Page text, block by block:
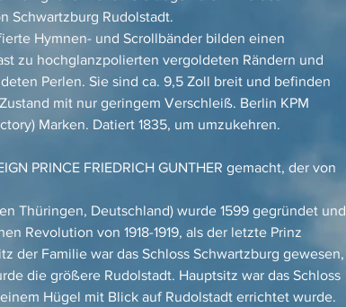
Schwartzburg Rudolstadt.
Hymnen- und Scrollbänder bilden einen
zu hochglanzpolierten vergoldeten Rändern und
Perlen. Sie sind ca. 9,5 Zoll breit und befinden
mit nur geringem Verschleiß. Berlin KPM
Marken. Datiert 1835, um umzukehren.
PRINCE FRIEDRICH GUNTHER gemacht, der von
Thüringen, Deutschland) wurde 1599 gegründet und
Revolution von 1918-1919, als der letzte Prinz
der Familie war das Schloss Schwartzburg gewesen,
die größere Rudolstadt. Hauptsitz war das Schloss
Hügel mit Blick auf Rudolstadt errichtet wurde.